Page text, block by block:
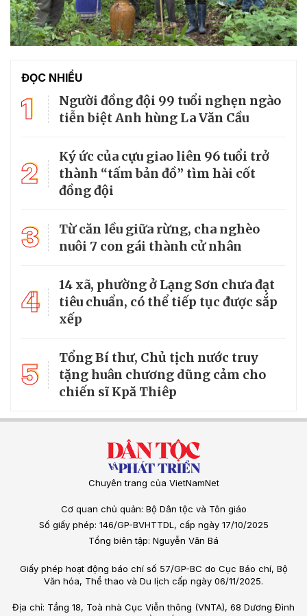
ĐỌC NHIỀU
1
Người đồng đội 99 tuổi nghẹn ngào
tiễn biệt Anh hùng La Văn Cầu
2
Ký ức của cựu giao liên 96 tuổi trở
thành “tấm bản đồ” tìm hài cốt
đồng đội
3
Từ căn lều giữa rừng, cha nghèo
nuôi 7 con gái thành cử nhân
4
14 xã, phường ở Lạng Sơn chưa đạt
tiêu chuẩn, có thể tiếp tục được sắp
xếp
5
Tổng Bí thư, Chủ tịch nước truy
tặng huân chương dũng cảm cho
chiến sĩ Kpă Thiêp
Chuyên trang của VietNamNet
Cơ quan chủ quản: Bộ Dân tộc và Tôn giáo
Số giấy phép: 146/GP-BVHTTDL, cấp ngày 17/10/2025
Tổng biên tập: Nguyễn Văn Bá
Giấy phép hoạt động báo chí số 57/GP-BC do Cục Báo chí, Bộ
Văn hóa, Thể thao và Du lịch cấp ngày 06/11/2025.
Địa chỉ: Tầng 18, Toà nhà Cục Viễn thông (VNTA), 68 Dương Đình